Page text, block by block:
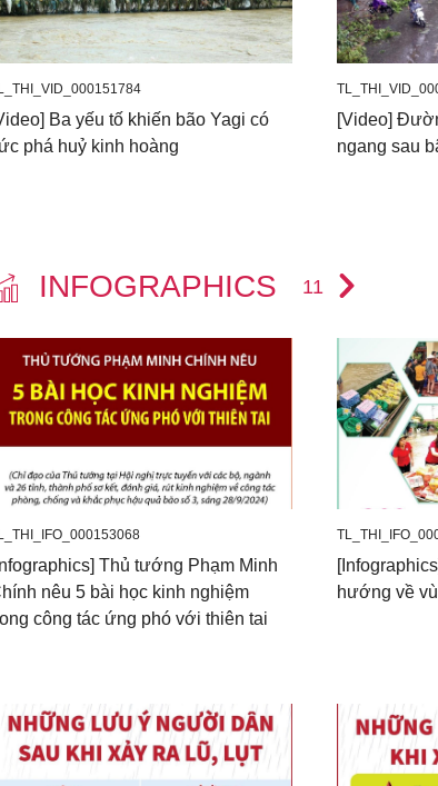
Ba yếu tố khiến bão Yagi có
phá huỷ kinh hoàng
[Video]
ngang sau
INFOGRAPHICS 11
Thủ tướng Phạm Minh
nêu 5 bài học kinh nghiệm
công tác ứng phó với thiên tai
hướng về